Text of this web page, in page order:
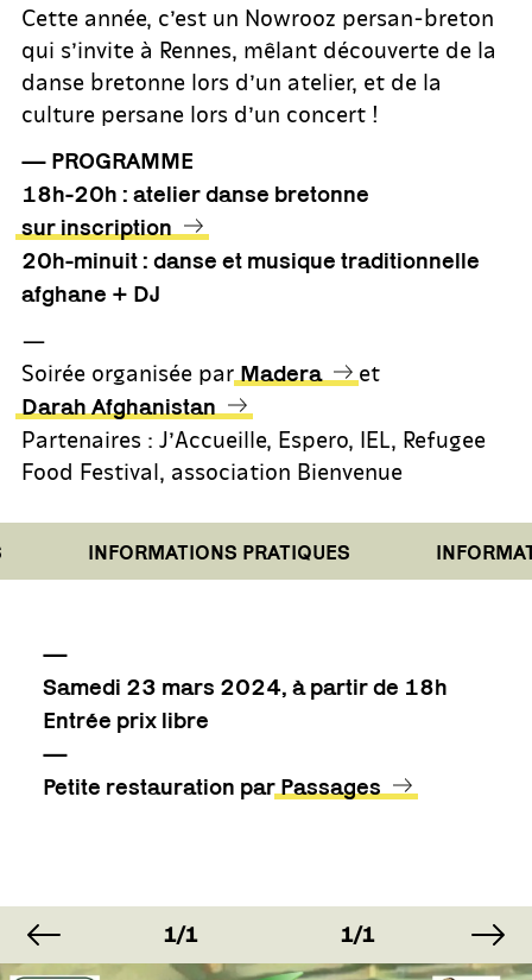
Cette année, c’est un Nowrooz persan-breton
qui s’invite à Rennes, mêlant découverte de la
danse bretonne lors d’un atelier, et de la
culture persane lors d’un concert !
— PROGRAMME
18h-20h : atelier danse bretonne
sur inscription
20h-minuit : danse et musique traditionnelle
afghane + DJ
—
Soirée organisée par Madera et
Darah Afghanistan
Partenaires : J’Accueille, Espero, IEL, Refugee
Food Festival, association Bienvenue
INFORMATIONS PRATIQUES
—
Samedi 23 mars 2024, à partir de 18h
Entrée prix libre
—
Petite restauration par Passages
image précédente
IMAGE
1/1 IMAGE
1/1 1/